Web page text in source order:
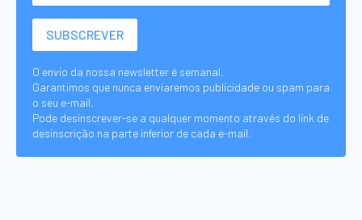
O envio da nossa newsletter é semanal.
Garantimos que nunca enviaremos publicidade ou spam para
o seu e-mail.
Pode desinscrever-se a qualquer momento através do link de
desinscrição na parte inferior de cada e-mail.